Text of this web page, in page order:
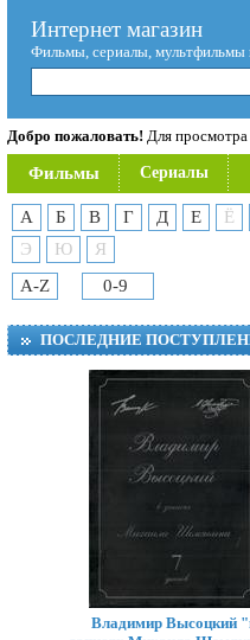
Интернет магазин
Фильмы, сериалы, мультфильмы
Добро пожаловать! Для просмотра
Фильмы Сериалы
А Б В Г Д Е Ё
Э
Ю
Я
A-Z
0-9
ПОСЛЕДНИЕ
Владимир Высоцкий